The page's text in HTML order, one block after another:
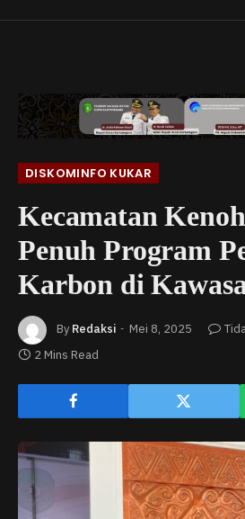
DISKOMINFO KUKAR
Kecamatan
Penuh Program
Karbon di
By Redaksi Mei 8, 2025
2 Mins Read